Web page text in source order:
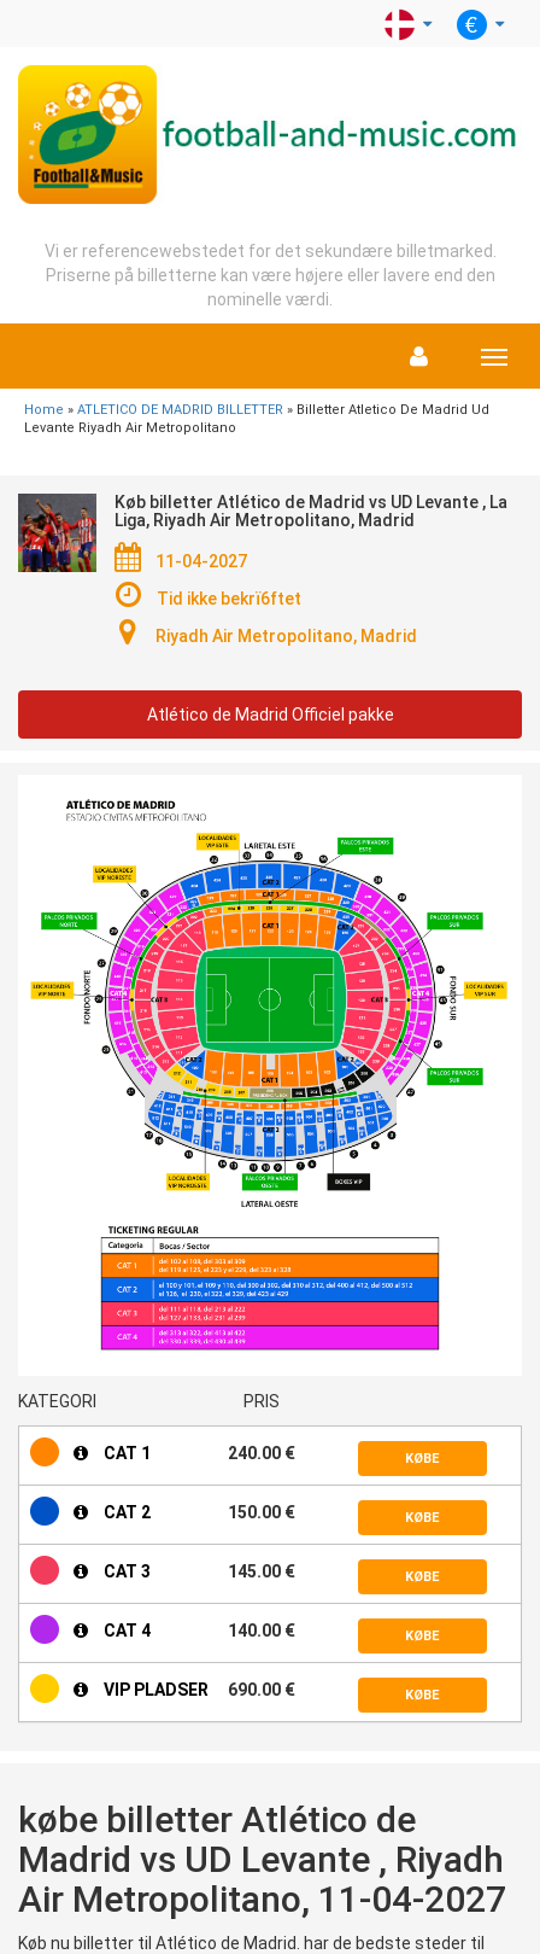
Vi er referencewebstedet for det sekundære billetmarked.
Priserne på billetterne kan være højere eller lavere end den
nominelle værdi.
Menu
Home » ATLETICO DE MADRID BILLETTER » Billetter Atletico De Madrid Ud
Levante Riyadh Air Metropolitano
Køb billetter Atlético de Madrid vs UD Levante , La
Liga, Riyadh Air Metropolitano, Madrid
11-04-2027
Tid ikke bekrï6ftet
Riyadh Air Metropolitano, Madrid
Atlético de Madrid Officiel pakke
KATEGORI PRIS
CAT 1 240.00 € KØBE
CAT 2 150.00 € KØBE
CAT 3 145.00 € KØBE
CAT 4 140.00 € KØBE
VIP PLADSER 690.00 € KØBE
købe billetter Atlético de
Madrid vs UD Levante , Riyadh
Air Metropolitano, 11-04-2027
Køb nu billetter til Atlético de Madrid. har de bedste steder til